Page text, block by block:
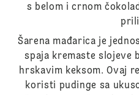
s belom i crnom
Šarena mađarica je
spaja kremaste slojeve
hrskavim keksom. Ovaj
koristi pudinge sa